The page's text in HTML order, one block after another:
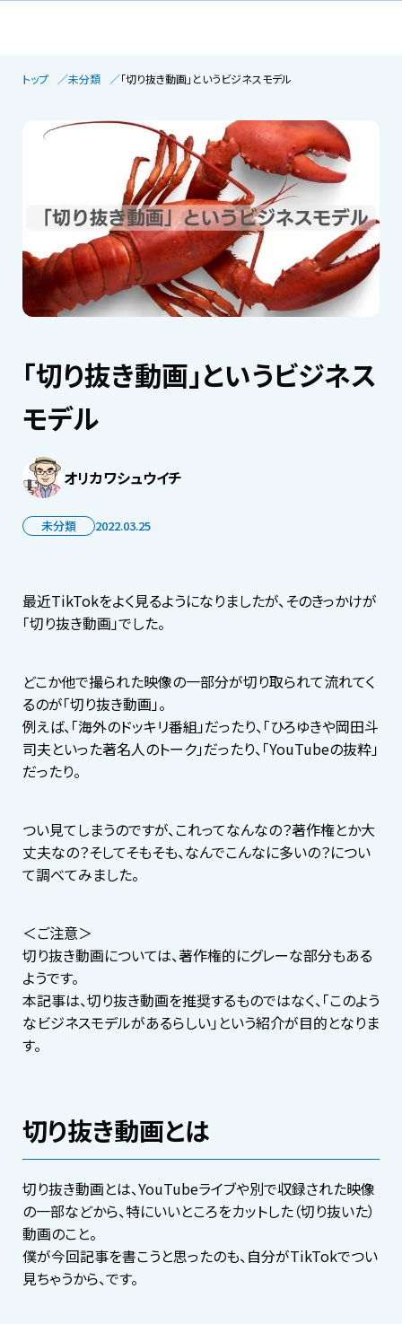
トップ 未分類 「切り抜き動画」というビジネスモデル
「切り抜き動画」というビジネス
モデル
オリカワシュウイチ
未分類 2022.03.25
最近TikTokをよく見るようになりましたが、そのきっかけが
「切り抜き動画」でした。
どこか他で撮られた映像の一部分が切り取られて流れてく
るのが「切り抜き動画」。
例えば、「海外のドッキリ番組」だったり、「ひろゆきや岡田斗
司夫といった著名人のトーク」だったり、「YouTubeの抜粋」
だったり。
つい見てしまうのですが、これってなんなの？著作権とか大
丈夫なの？そしてそもそも、なんでこんなに多いの？につい
て調べてみました。
＜ご注意＞
切り抜き動画については、著作権的にグレーな部分もある
ようです。
本記事は、切り抜き動画を推奨するものではなく、「このよう
なビジネスモデルがあるらしい」という紹介が目的となりま
す。
切り抜き動画とは
切り抜き動画とは、YouTubeライブや別で収録された映像
の一部などから、特にいいところをカットした（切り抜いた）
動画のこと。
僕が今回記事を書こうと思ったのも、自分がTikTokでつい
見ちゃうから、です。